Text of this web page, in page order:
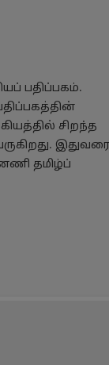
பதிப்பகம்.
சிறந்த
தமிழ்ப்